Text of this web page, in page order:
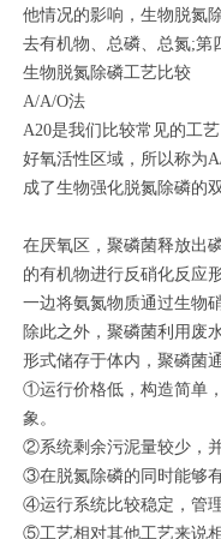
他情况的影响，生物脱氮
去有机物、总磷、总氮;第
生物脱氮除磷工艺比较
A/A/O法
A20是我们比较常见的工
好氧活性区域，所以称为
成了生物强化脱氮除磷的
在厌氧区，聚磷菌释放出
的有机物进行反硝化反应
一边将氨氮物质通过生物
除此之外，聚磷菌利用废
形式储存于体内，聚磷菌
①运行价格低，构造简单
象。
②系统剩余污泥量较少，
③在脱氮除磷的同时能够
④运行系统比较稳定，管
⑤工艺相对其他工艺来说